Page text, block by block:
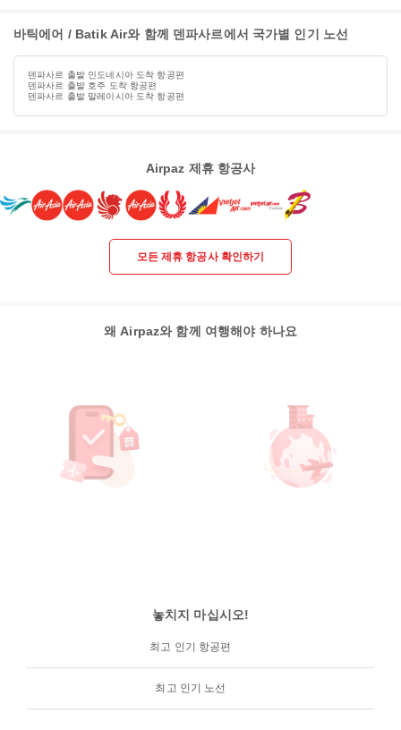
바틱에어 / Batik Air와 함께 덴파사르에서 국가별 인기 노선
덴파사르 출발 인도네시아 도착 항공편
덴파사르 출발 호주 도착 항공편
덴파사르 출발 말레이시아 도착 항공편
Airpaz 제휴 항공사
모든 제휴 항공사 확인하기
왜 Airpaz와 함께 여행해야 하나요
놓치지 마십시오!
최고 인기 항공편
최고 인기 노선